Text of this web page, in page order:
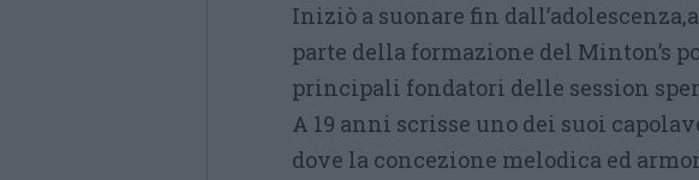
Iniziò a suonare fin
parte della formazione del Minton’s
principali fondatori delle session
A 19 anni scrisse uno dei suoi
dove la concezione melodica ed